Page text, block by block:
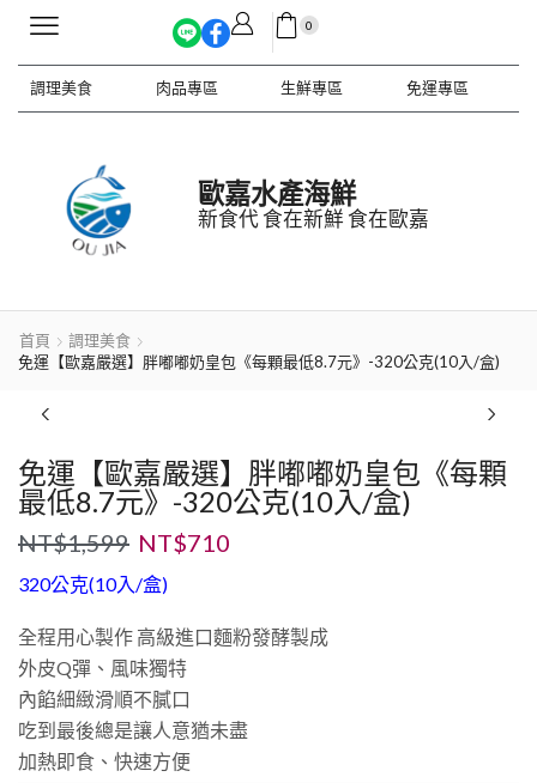
0
調理美食 肉品專區 生鮮專區 免運專區
歐嘉水產海鮮
新食代 食在新鮮 食在歐嘉
首頁
調理美食
免運【歐嘉嚴選】胖嘟嘟奶皇包《每顆最低8.7元》-320公克(10入/盒)
免運【歐嘉嚴選】胖嘟嘟奶皇包《每顆
最低8.7元》-320公克(10入/盒)
NT$1,599 NT$710
320公克(10入/盒)
全程用心製作 高級進口麵粉發酵製成
外皮Q彈、風味獨特
內餡細緻滑順不膩口
吃到最後總是讓人意猶未盡
加熱即食、快速方便